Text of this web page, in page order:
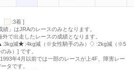
:3着 ]
」はJRAのレースのみとなります。
で出走したレースの成績となります。
:3kg減 :4kg減（※女性騎手のみ）
:2kg減（※5
み）] です。
年4月以前では一部のレースが上4F、障害レー
タです。